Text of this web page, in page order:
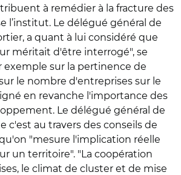
à remédier à la fracture des
l’institut. Le délégué général de
a quant à lui considéré que
méritait d'être interrogé", se
sur la pertinence de
le nombre d'entreprises sur le
en revanche l'importance des
Le délégué général de
c'est au travers des conseils de
"mesure l'implication réelle
un territoire". "La coopération
le climat de cluster et de mise